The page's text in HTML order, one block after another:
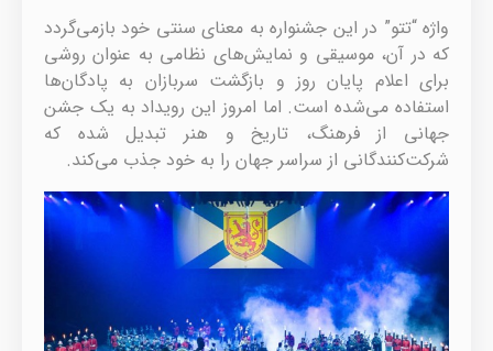
واژه “تتو” در این جشنواره به معنای سنتی خود بازمی‌گردد
که در آن، موسیقی و نمایش‌های نظامی به عنوان روشی
برای اعلام پایان روز و بازگشت سربازان به پادگان‌ها
استفاده می‌شده است. اما امروز این رویداد به یک جشن
جهانی از فرهنگ، تاریخ و هنر تبدیل شده که
شرکت‌کنندگانی از سراسر جهان را به خود جذب می‌کند.